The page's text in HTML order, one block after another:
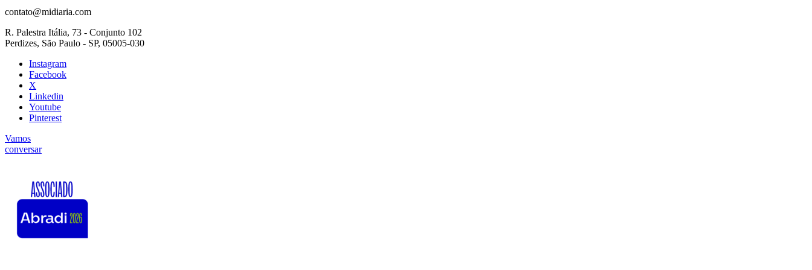
contato@midiaria.com
R. Palestra Itália, 73 - Conjunto 102
Perdizes, São Paulo - SP, 05005-030
Instagram
Facebook
X
Linkedin
Youtube
Pinterest
Vamos
conversar